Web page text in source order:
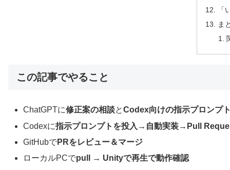
「
ま
この記事でやること
ChatGPTに修正案の相談とCodex向けの指示プロンプ
Codexに指示プロンプトを投入→自動実装→Pull
GitHubでPRをレビュー＆マージ
ローカルPCでpull → Unityで再生で動作確認